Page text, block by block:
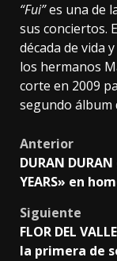
“Fui”es una de
sus conciertos.
década de vida
los hermanos
corte en 2009
segundo álbum
Post
Anterior
DURAN
YEARS» en
Siguiente
FLOR DEL
la primera de